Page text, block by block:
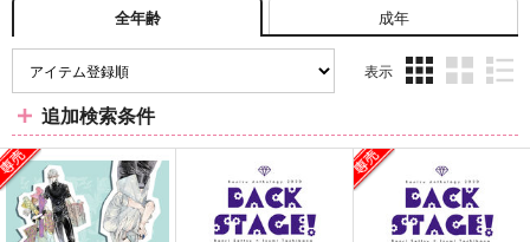
全年齢 成年
表示
ム
表
ム
表
ム
表
追加検索条件